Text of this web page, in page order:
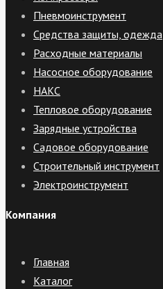
Пневмоинструмент
Средства защиты, одежда
Расходные материалы
Насосное оборудование
НАКС
Тепловое оборудование
Зарядные устройства
Садовое оборудование
Строительный инструмент
Электроинструмент
Компания
Главная
Каталог